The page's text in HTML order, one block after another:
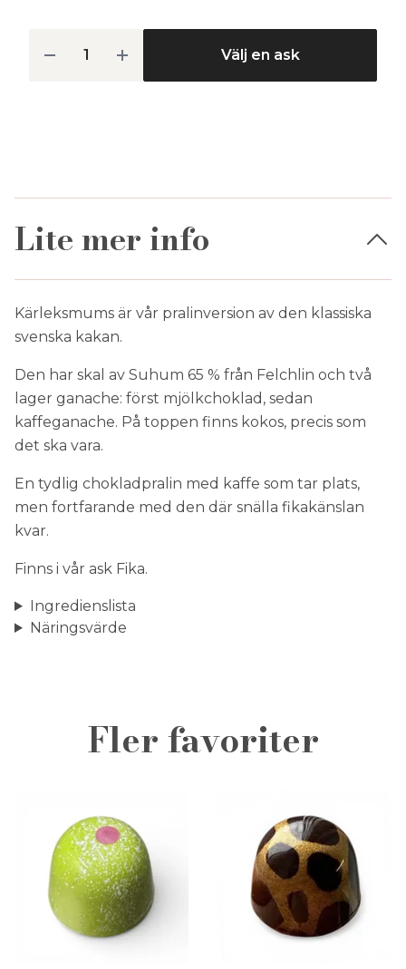
Välj en ask
Lite mer info
Kärleksmums är vår pralinversion av den klassiska
svenska kakan.
Den har skal av Suhum 65 % från Felchlin och två
lager ganache: först mjölkchoklad, sedan
kaffeganache. På toppen finns kokos, precis som
det ska vara.
En tydlig chokladpralin med kaffe som tar plats,
men fortfarande med den där snälla fikakänslan
kvar.
Finns i vår ask Fika.
Ingredienslista
Näringsvärde
Fler favoriter